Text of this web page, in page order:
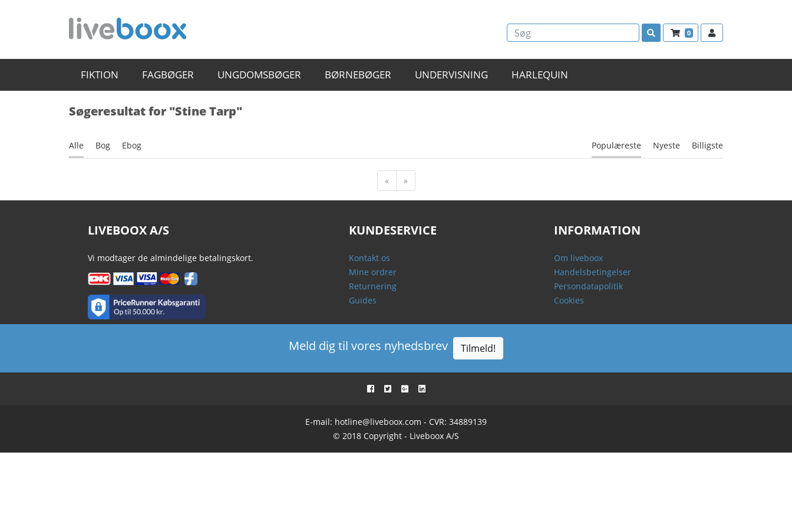
0
FIKTION FAGBØGER UNGDOMSBØGER BØRNEBØGER UNDERVISNING HARLEQUIN
Søgeresultat for "Stine Tarp"
Alle Bog Ebog Populæreste Nyeste Billigste
« »
LIVEBOOX A/S
Vi modtager de almindelige betalingskort.
KUNDESERVICE
Kontakt os
Mine ordrer
Returnering
Guides
INFORMATION
Om liveboox
Handelsbetingelser
Persondatapolitik
Cookies
Meld dig til vores nyhedsbrev Tilmeld!
E-mail: hotline@liveboox.com - CVR: 34889139
© 2018 Copyright - Liveboox A/S